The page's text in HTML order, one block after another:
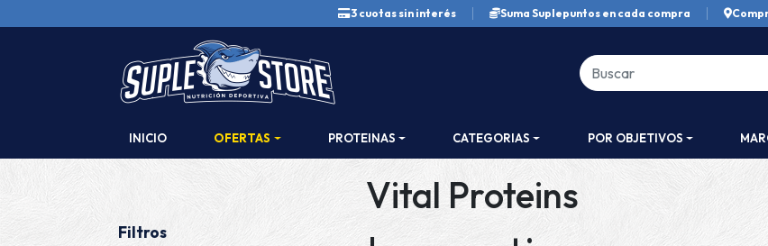
3 cuotas sin interés Suma Suplepuntos en cada compra
INICIO OFERTAS PROTEINAS CATEGORIAS POR OBJETIVOS
Vital Proteins
Filtros